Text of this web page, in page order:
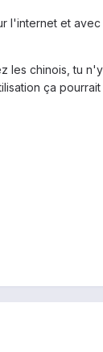
l'internet et
les chinois, tu
ça